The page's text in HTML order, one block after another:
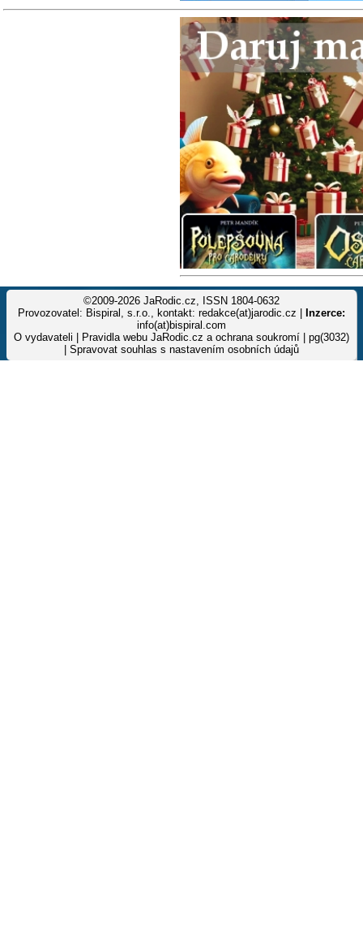
©2009-2026 JaRodic.cz, ISSN 1804-0632
Provozovatel: Bispiral, s.r.o., kontakt: redakce(at)jarodic.cz |
Inzerce:
info(at)bispiral.com
O vydavateli
Pravidla webu JaRodic.cz a ochrana soukromí | pg(3032)
Spravovat souhlas s nastavením osobních údajů